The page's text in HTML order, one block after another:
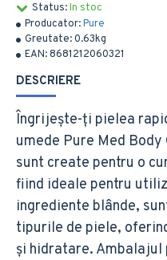
Status:In stoc
Producator:Pure
Greutate:0.63kg
EAN: 8681212060321
DESCRIERE
Îngrijește-ți pielea
umede Pure Med
sunt create pentru o
fiind ideale pentru
ingrediente blânde,
tipurile de piele,
și hidratare. Ambalajul